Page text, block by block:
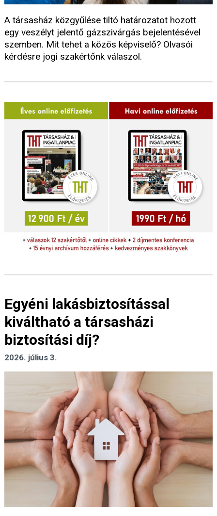
A társasház közgyűlése tiltó határozatot hozott
egy veszélyt jelentő gázszivárgás bejelentésével
szemben. Mit tehet a közös képviselő? Olvasói
kérdésre jogi szakértőnk válaszol.
Egyéni lakásbiztosítással
kiváltható a társasházi
biztosítási díj?
2026. július 3.